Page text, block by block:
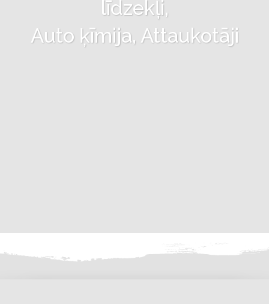
līdzekļi,
Auto ķīmija, Attaukotāji